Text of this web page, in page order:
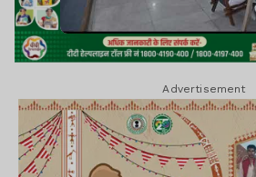
Advertisement